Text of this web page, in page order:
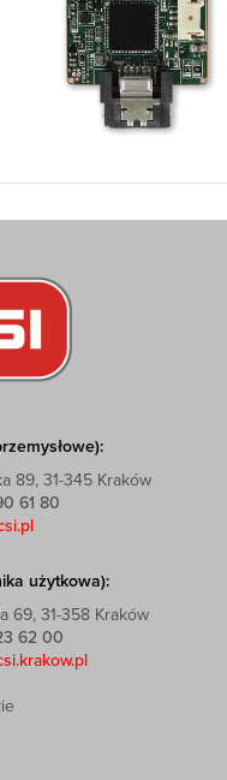
89, 31-345 Kraków
61 80
użytkowa):
69, 31-358 Kraków
62 00